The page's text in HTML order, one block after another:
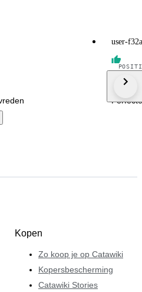
user-
Kopen
Zo koop je op Catawiki
Kopersbescherming
Catawiki Stories